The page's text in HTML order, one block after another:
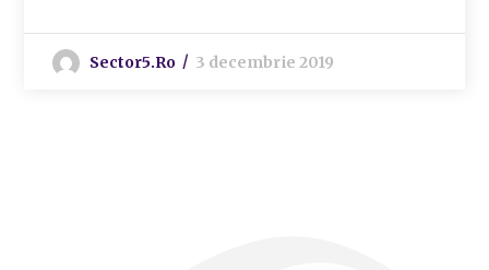
Sector5.ro 3 decembrie 2019